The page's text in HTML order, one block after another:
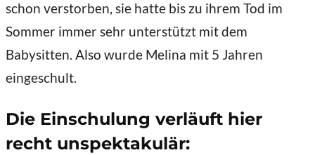
schon verstorben, sie hatte bis zu ihrem Tod im
Sommer immer sehr unterstützt mit dem
Babysitten. Also wurde Melina mit 5 Jahren
eingeschult.
Die Einschulung verläuft hier
recht unspektakulär: